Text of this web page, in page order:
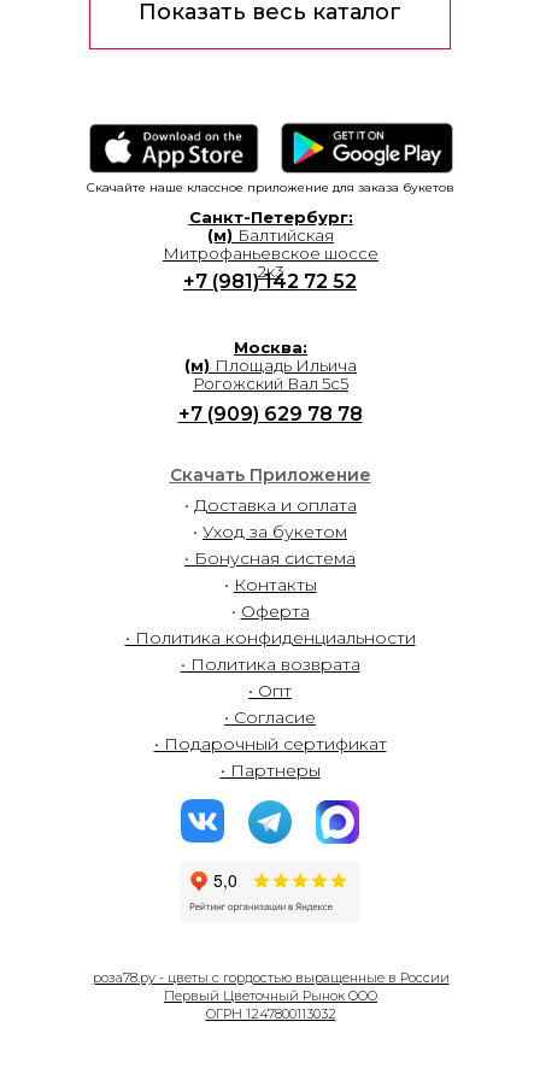
Показать весь каталог
• Доставка и оплата
• Уход за букетом
• Бонусная система
• Контакты
• Оферта
• Политика конфиденциальности
• Политика возврата
• Опт
• Согласие
• Подарочный сертификат
• Партнеры
+7 (909) 629 78 78
Санкт-Петербург:
(м) Балтийская
Митрофаньевское шоссе
2к3
Скачать Приложение
+7 (981) 142 72 52
роза78.ру - цветы с гордостью выращенные в России
Первый Цветочный Рынок ООО
ОГРН 1247800113032
Москва:
(м) Площадь Ильича
Рогожский Вал 5с5
Скачайте наше классное приложение для заказа букетов